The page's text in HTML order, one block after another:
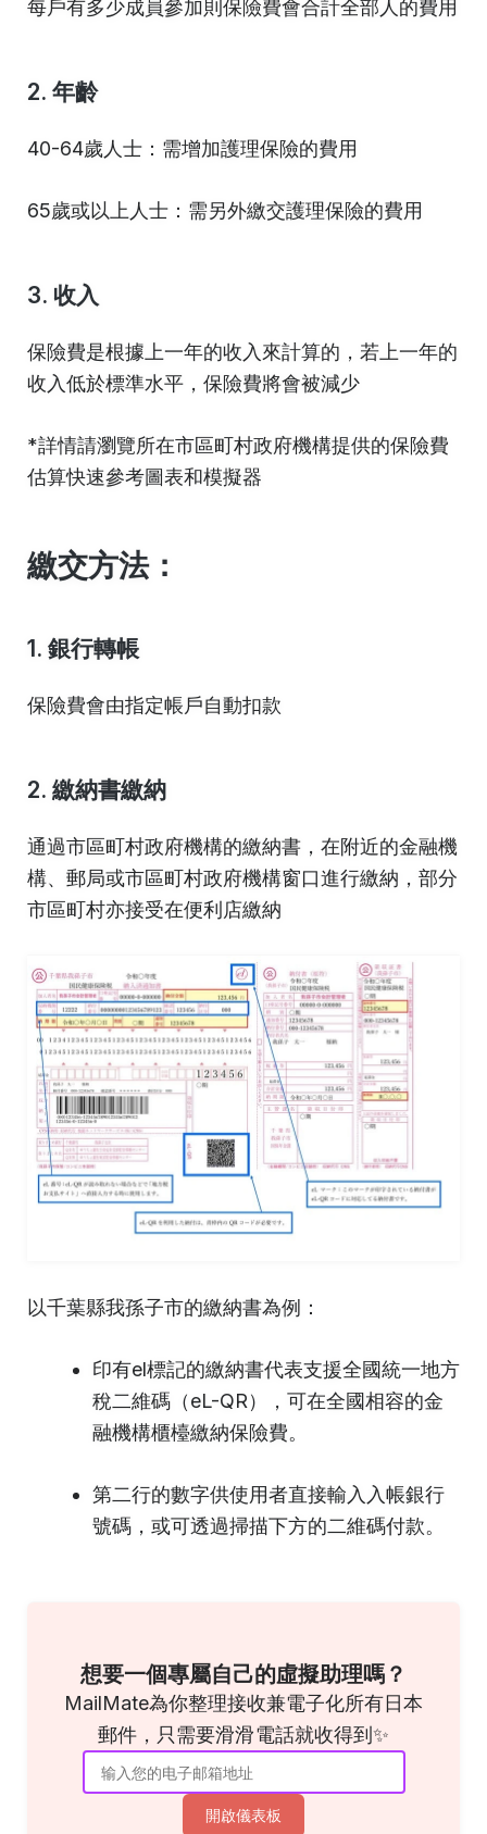
每戶有多少成員參加則保險費會合計全部人的費用
2. 年齡
40-64歲人士：需增加護理保險的費用
65歲或以上人士：需另外繳交護理保險的費用
3. 收入
保險費是根據上一年的收入來計算的，若上一年的
收入低於標準水平，保險費將會被減少
*詳情請瀏覽所在市區町村政府機構提供的保險費
估算快速參考圖表和模擬器
繳交方法：
1. 銀行轉帳
保險費會由指定帳戶自動扣款
2. 繳納書繳納
通過市區町村政府機構的繳納書，在附近的金融機
構、郵局或市區町村政府機構窗口進行繳納，部分
市區町村亦接受在便利店繳納
以千葉縣我孫子市的繳納書為例：
印有el標記的繳納書代表支援全國統一地方
稅二維碼（eL-QR），可在全國相容的金
融機構櫃檯繳納保險費。
第二行的數字供使用者直接輸入入帳銀行
號碼，或可透過掃描下方的二維碼付款。
想要一個專屬自己的虛擬助理嗎？
MailMate為你整理接收兼電子化所有日本
郵件，只需要滑滑電話就收得到✨
開啟儀表板